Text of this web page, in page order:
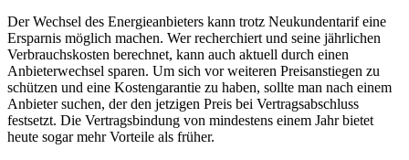
Der Wechsel des Energieanbieters kann trotz Neukundentarif eine
Ersparnis möglich machen. Wer recherchiert und seine jährlichen
Verbrauchskosten berechnet, kann auch aktuell durch einen
Anbieterwechsel sparen. Um sich vor weiteren Preisanstiegen zu
schützen und eine Kostengarantie zu haben, sollte man nach einem
Anbieter suchen, der den jetzigen Preis bei Vertragsabschluss
festsetzt. Die Vertragsbindung von mindestens einem Jahr bietet
heute sogar mehr Vorteile als früher.